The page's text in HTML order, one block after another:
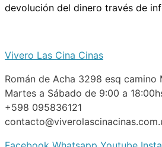
devolución del dinero través de
Vivero Las Cina Cinas
Román de Acha 3298 esq camino
Martes a Sábado de 9:00 a
+598 095836121